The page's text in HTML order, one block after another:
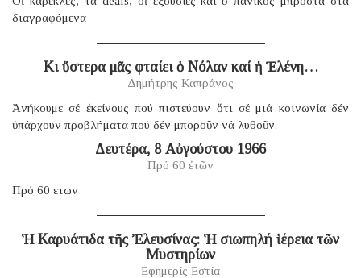
διαγραφόμενα
Κι ὕστερα μᾶς φταίει ὁ Νόλαν καί ἡ Ἑλένη…
Δημήτρης Καπράνος
Ἀνήκουμε σέ ἐκείνους πού πιστεύουν ὅτι σέ μιά κοινωνία δέν
ὑπάρχουν προβλήματα πού δέν μποροῦν νά λυθοῦν.
Δευτέρα, 8 Αὐγούστου 1966
Πρό 60 ἐτῶν
Πρό 60 ετων
Ἡ Καρυάτιδα τῆς Ἐλευσίνας: Ἡ σιωπηλή ἱέρεια τῶν
Μυστηρίων
Εφημερίς Εστία